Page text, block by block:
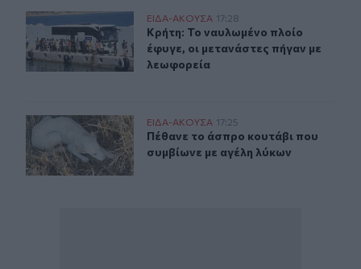
Κρήτη: Το ναυλωμένο πλοίο έφυγε, οι μετανάστες
ΕΙΔΑ-ΑΚΟΥΣΑ 17:28
Κρήτη: Το ναυλωμένο πλοίο έφυγε,
Κρήτη: Το ναυλωμένο πλοίο
έφυγε, οι μετανάστες πήγαν με
λεωφορεία
Πέθανε το άσπρο κουτάβι που συμβίωνε με αγέλη λύκων
ΕΙΔΑ-ΑΚΟΥΣΑ 17:25
Πέθανε το άσπρο κουτάβι που
Πέθανε το άσπρο κουτάβι που
συμβίωνε με αγέλη λύκων